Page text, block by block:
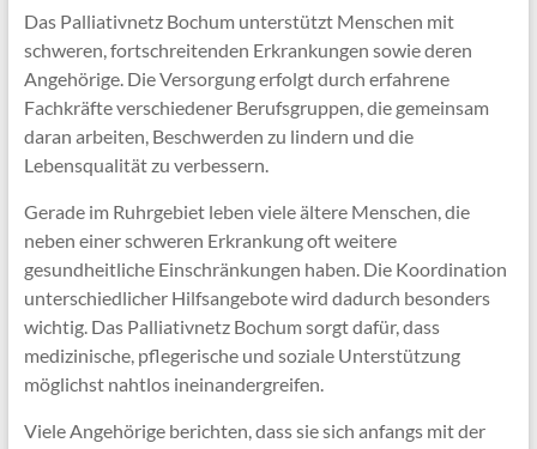
Das Palliativnetz Bochum unterstützt Menschen mit
schweren, fortschreitenden Erkrankungen sowie deren
Angehörige. Die Versorgung erfolgt durch erfahrene
Fachkräfte verschiedener Berufsgruppen, die gemeinsam
daran arbeiten, Beschwerden zu lindern und die
Lebensqualität zu verbessern.
Gerade im Ruhrgebiet leben viele ältere Menschen, die
neben einer schweren Erkrankung oft weitere
gesundheitliche Einschränkungen haben. Die Koordination
unterschiedlicher Hilfsangebote wird dadurch besonders
wichtig. Das Palliativnetz Bochum sorgt dafür, dass
medizinische, pflegerische und soziale Unterstützung
möglichst nahtlos ineinandergreifen.
Viele Angehörige berichten, dass sie sich anfangs mit der